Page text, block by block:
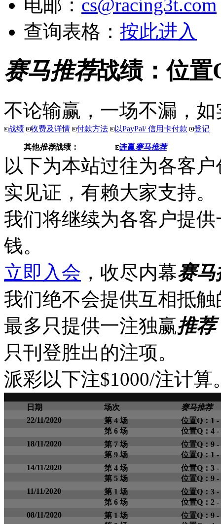
电邮： cs@racing3t.com
查询表格： 按此进入
赛马推荐战绩：位置
不论输赢，一场不漏，
战绩 收费及详情 付款方法 以PayPal/ 信用卡付款 登记
其他推荐战绩： 连赢赛马推荐
以下为本站过往为各客
实见证，有赖大家支持。
我们将继续为各客户提
钱。
立即入会 ，收尽内幕赛马
我们绝不会提供互相抵触
最多只提供一注独赢推荐
只刊登胜出的注项。
派彩以下注$1000/注计算
日期 场次
赛马推荐
22/11/2020
第 4 场
第 6 场
位置Q：1
位置Q：4
18/11/2020
第 7 场
第 9 场
位置Q：9
位置Q：1
14/11/2020
第 4 场
第 5 场
位置Q：3
位置Q：9
11/11/2020
第 1 场
第 6 场
位置Q：3
位置Q：2
08/11/2020
第 1 场
位置Q：9